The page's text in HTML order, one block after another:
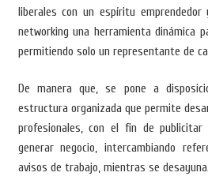
liberales con un espíritu emprendedor
networking una herramienta dinámica
permitiendo solo un representante de
De manera que, se pone a
estructura organizada que permite
profesionales, con el fin de
generar negocio, intercambiando
avisos de trabajo, mientras se desayuna.